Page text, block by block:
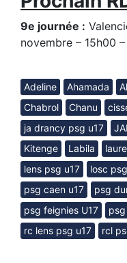
9e journée :
novembre – 15h00
Adeline Ahamada
Chabrol
Chanu
ja drancy psg u17
Kitenge
Labila
lens psg u17
losc psg
psg caen u17
psg
psg feignies U17
rc lens psg u17
rcl